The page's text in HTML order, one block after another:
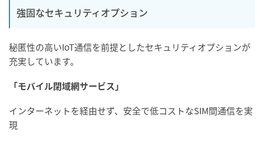
強固なセキュリティオプション
秘匿性の高いIoT通信を前提としたセキュリティオプションが
充実しています。
「モバイル閉域網サービス」
インターネットを経由せず、安全で低コストなSIM間通信を実
現